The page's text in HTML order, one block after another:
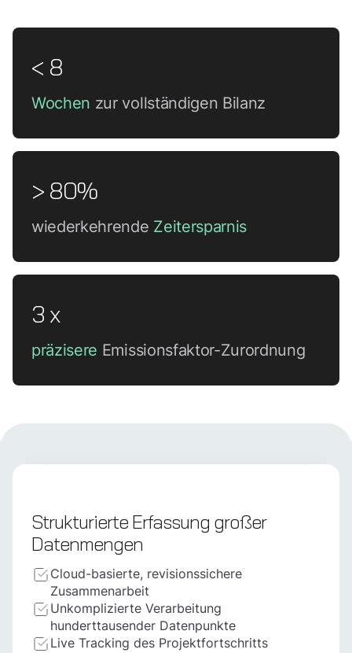
< 8
Wochen zur vollständigen Bilanz
> 80%
wiederkehrende Zeitersparnis
3 x
präzisere Emissionsfaktor-Zurordnung
Strukturierte Erfassung großer
Datenmengen
Cloud-basierte, revisionssichere
Zusammenarbeit
Unkomplizierte Verarbeitung
hunderttausender Datenpunkte
Live Tracking des Projektfortschritts